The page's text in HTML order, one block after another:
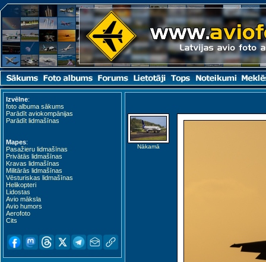
Izvēlne:
foto albuma sākums
Parādīt aviokompānijas
Parādīt lidmašīnas
Mapes:
Pasažieru lidmašīnas
Privātās lidmašīnas
Kravas lidmašīnas
Militārās lidmašīnas
Vēsturiskas lidmašīnas
Helikopteri
Lidostas
Avio māksla
Avio humors
Aerofoto
Cits
Nākamā